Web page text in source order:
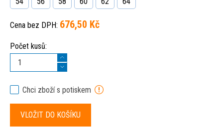
Cena bez DPH: 676,50 Kč
Počet kusů:
Chci zboží s potiskem